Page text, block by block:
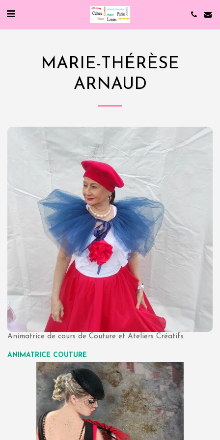
MARIE-THÉRÈSE
ARNAUD
Animatrice de cours de Couture et Ateliers Créatifs
ANIMATRICE COUTURE